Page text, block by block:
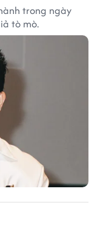
trong ngày
tò mò.